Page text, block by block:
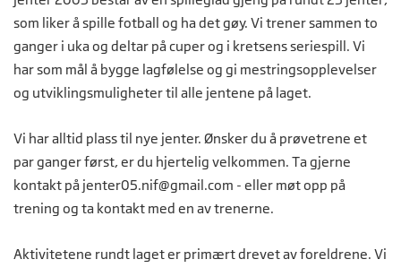
som liker å spille fotball og ha det gøy. Vi trener sammen to
ganger i uka og deltar på cuper og i kretsens seriespill. Vi
har som mål å bygge lagfølelse og gi mestringsopplevelser
og utviklingsmuligheter til alle jentene på laget.
Vi har alltid plass til nye jenter. Ønsker du å prøvetrene et
par ganger først, er du hjertelig velkommen. Ta gjerne
kontakt på jenter05.nif@gmail.com - eller møt opp på
trening og ta kontakt med en av trenerne.
Aktivitetene rundt laget er primært drevet av foreldrene. Vi